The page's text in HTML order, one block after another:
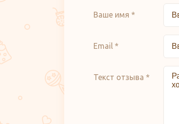
Ваше имя *
Email *
Текст отзыва *